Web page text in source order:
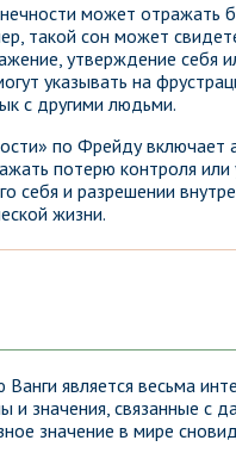
может отражать
такой сон может
утверждение себя
указывать на
с другими людьми.
по Фрейду включает
потерю контроля
себя и разрешении
жизни.
является весьма
значения, связанные с
значение в мире